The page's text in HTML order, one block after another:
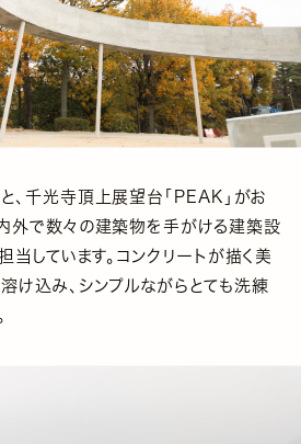
、千光寺頂上展望台「PEAK」がお
外で数々の建築物を手がける建築設
当しています。コンクリートが描く美
け込み、シンプルながらとても洗練